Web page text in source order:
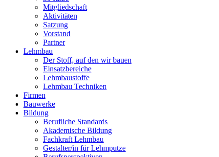
Mitgliedschaft
Aktivitäten
Satzung
Vorstand
Partner
Lehmbau
Der Stoff, auf den wir bauen
Einsatzbereiche
Lehmbaustoffe
Lehmbau Techniken
Firmen
Bauwerke
Bildung
Berufliche Standards
Akademische Bildung
Fachkraft Lehmbau
Gestalter/in für Lehmputze